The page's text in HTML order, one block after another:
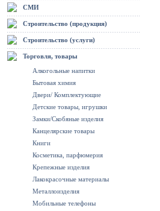
СМИ
Строительство (продукция)
Строительство (услуги)
Торговля, товары
Алкогольные напитки
Бытовая химия
Двери/ Комплектующие
Детские товары, игрушки
Замки/Скобяные изделия
Канцелярские товары
Книги
Косметика, парфюмерия
Крепежные изделия
Лакокрасочные материалы
Металлоизделия
Мобильные телефоны